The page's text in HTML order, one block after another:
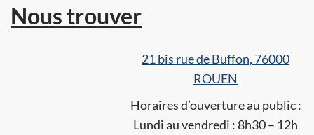
Nous trouver
21 bis rue de Buffon, 76000
ROUEN
Horaires d’ouverture au public :
Lundi au vendredi : 8h30 – 12h